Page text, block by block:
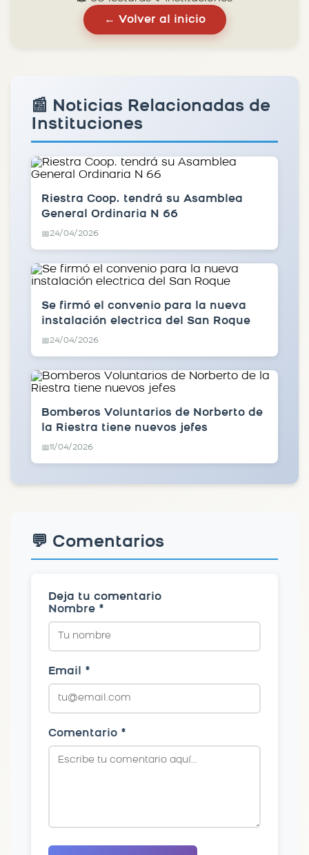
← Volver al inicio
📰 Noticias Relacionadas de
Instituciones
Riestra Coop. tendrá su Asamblea
General Ordinaria N 66
📅24/04/2026
Se firmó el convenio para la nueva
instalación electrica del San Roque
📅24/04/2026
Bomberos Voluntarios de Norberto de
la Riestra tiene nuevos jefes
📅11/04/2026
💬 Comentarios
Deja tu comentario
Nombre *
Email *
Comentario *